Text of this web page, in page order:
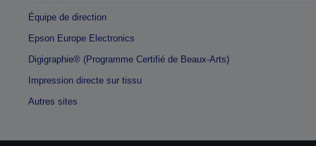
Équipe de direction
Epson Europe Electronics
Digigraphie® (Programme Certifié de Beaux-Arts)
Impression directe sur tissu
Autres sites